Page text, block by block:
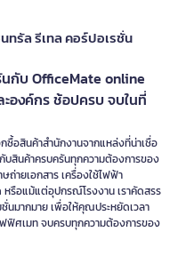
ทรัล รีเทล คอร์ปอเรชั่น
กับ OfficeMate online
องค์กร ช้อปครบ จบในที่
อสินค้าสำนักงานจากแหล่งที่น่าเชื่อ
สินค้าครบครันทุกความต้องการของ
ถ่ายเอกสาร เครื่องใช้ไฟฟ้า
รือแม้แต่อุปกรณ์โรงงาน เราคัดสรร
มากมาย เพื่อให้คุณประหยัดเวลา
ฟิศเมท จบครบทุกความต้องการของ